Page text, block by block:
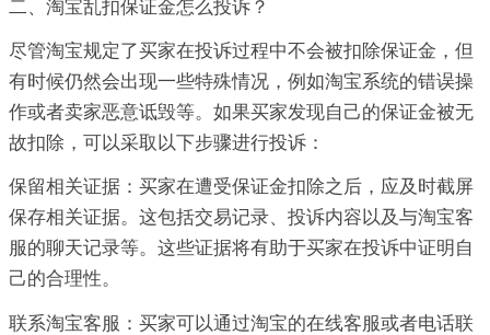
二、淘宝乱扣保证金怎么投诉？
尽管淘宝规定了买家在投诉过程中不会被扣除保证金，但
有时候仍然会出现一些特殊情况，例如淘宝系统的错误操
作或者卖家恶意诋毁等。如果买家发现自己的保证金被无
故扣除，可以采取以下步骤进行投诉：
保留相关证据：买家在遭受保证金扣除之后，应及时截屏
保存相关证据。这包括交易记录、投诉内容以及与淘宝客
服的聊天记录等。这些证据将有助于买家在投诉中证明自
己的合理性。
联系淘宝客服：买家可以通过淘宝的在线客服或者电话联